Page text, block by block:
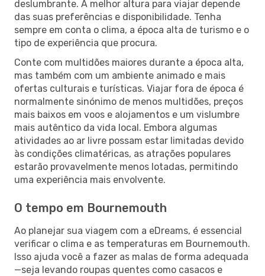
deslumbrante. A melhor altura para viajar depende
das suas preferências e disponibilidade. Tenha
sempre em conta o clima, a época alta de turismo e o
tipo de experiência que procura.
Conte com multidões maiores durante a época alta,
mas também com um ambiente animado e mais
ofertas culturais e turísticas. Viajar fora de época é
normalmente sinónimo de menos multidões, preços
mais baixos em voos e alojamentos e um vislumbre
mais autêntico da vida local. Embora algumas
atividades ao ar livre possam estar limitadas devido
às condições climatéricas, as atrações populares
estarão provavelmente menos lotadas, permitindo
uma experiência mais envolvente.
O tempo em Bournemouth
Ao planejar sua viagem com a eDreams, é essencial
verificar o clima e as temperaturas em Bournemouth.
Isso ajuda você a fazer as malas de forma adequada
—seja levando roupas quentes como casacos e